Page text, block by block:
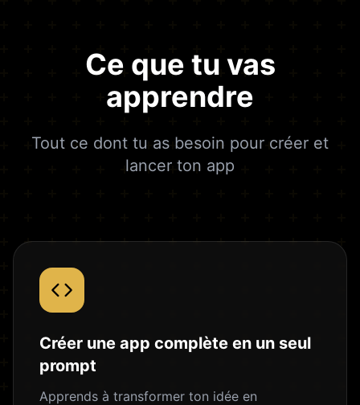
Ce que tu vas
apprendre
Tout ce dont tu as besoin pour créer et
lancer ton app
Créer une app complète en un seul
prompt
Apprends à transformer ton idée en